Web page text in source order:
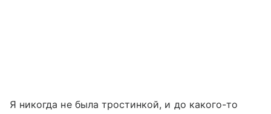
Я никогда не была тростинкой, и до какого-то